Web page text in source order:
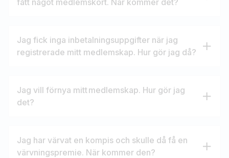
fått något medlemskort. När kommer det?
Jag fick inga inbetalningsuppgifter när jag
registrerade mitt medlemskap. Hur gör jag då?
Jag vill förnya mitt medlemskap. Hur gör jag
det?
Jag har värvat en kompis och skulle då få en
värvningspremie. När kommer den?